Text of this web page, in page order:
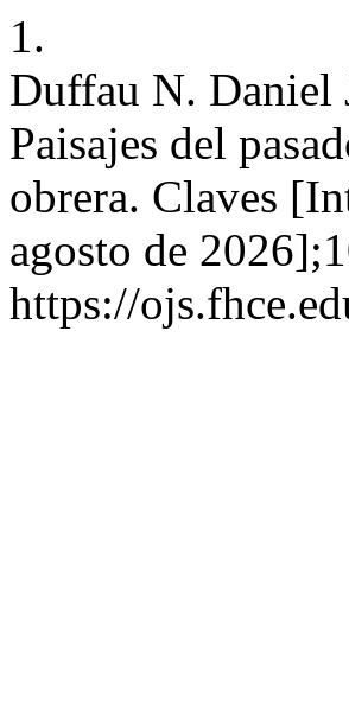
1.
Duffau N. Daniel
Paisajes del
obrera. Claves
agosto de
https://